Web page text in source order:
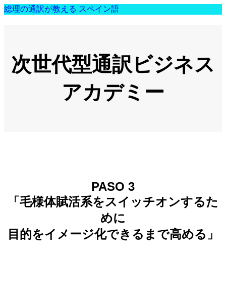
総理の通訳が教える スペイン語
次世代型通訳ビジネス
アカデミー
PASO 3
「毛様体賦活系をスイッチオンするた
めに
目的をイメージ化できるまで高める」